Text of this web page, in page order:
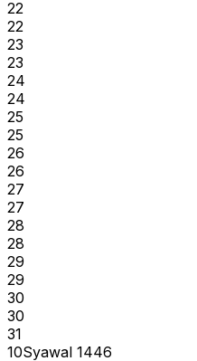
22
22
23
23
24
24
25
25
26
26
27
27
28
28
29
29
30
30
31
10Syawal 1446